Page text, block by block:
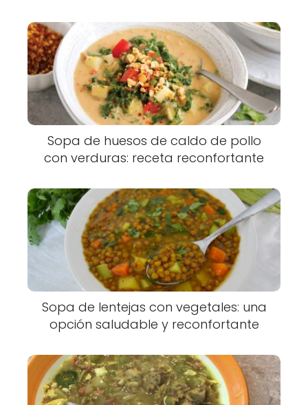
Sopa de huesos de caldo de pollo
con verduras: receta reconfortante
Sopa de lentejas con vegetales: una
opción saludable y reconfortante